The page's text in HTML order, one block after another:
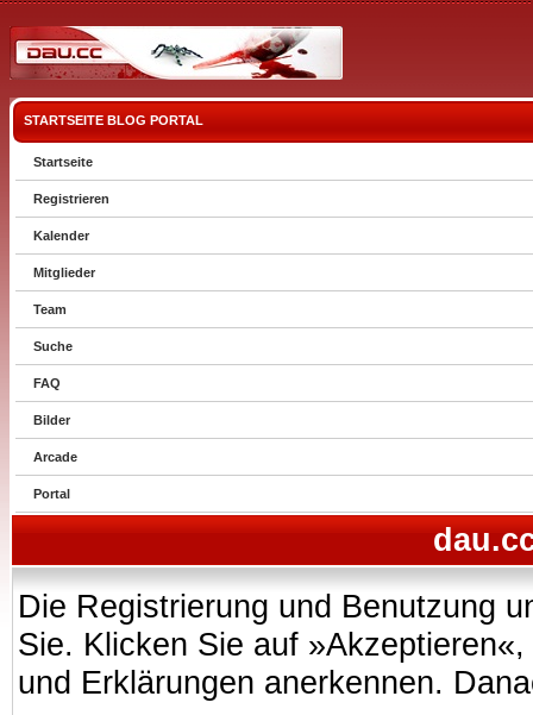
STARTSEITE BLOG PORTAL
Startseite
Registrieren
Kalender
Mitglieder
Team
Suche
FAQ
Bilder
Arcade
Portal
Die Registrierung und Benutzung
Sie. Klicken Sie auf
und Erklärungen anerkennen.